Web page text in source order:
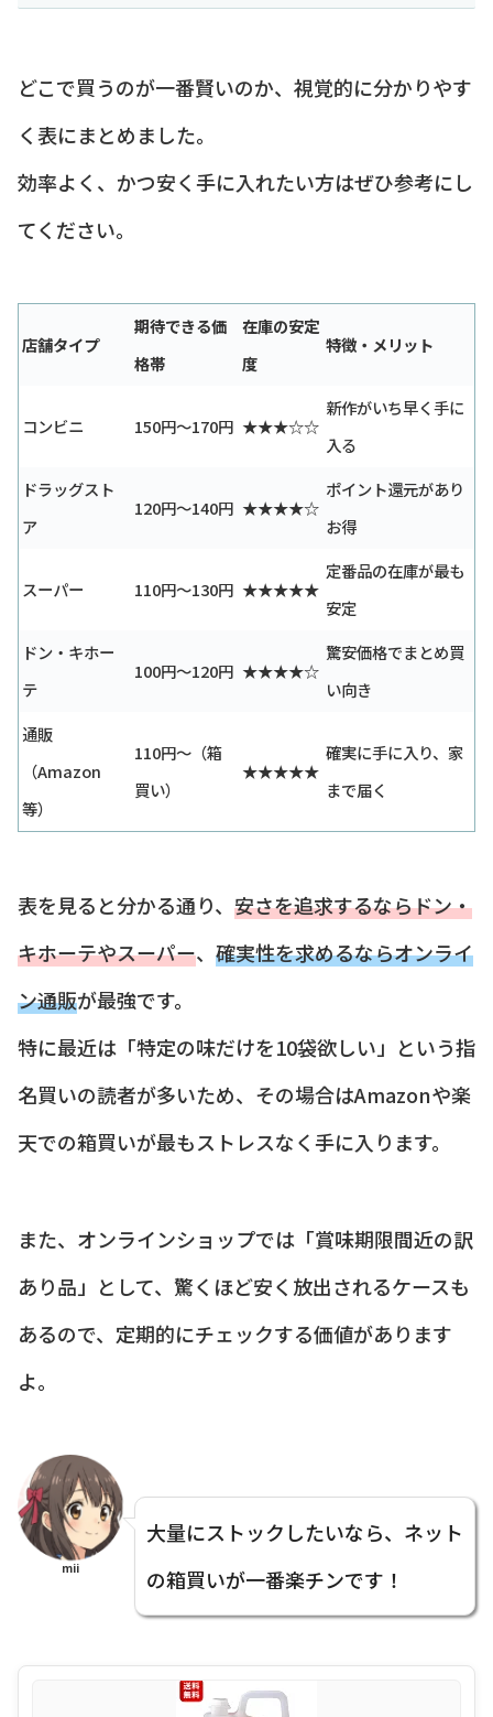
どこで買うのが一番賢いのか、視覚的に分かりやす
く表にまとめました。
効率よく、かつ安く手に入れたい方はぜひ参考にし
てください。
店舗タイプ
期待できる価
格帯
在庫の安定
度
特徴・メリット
コンビニ 150円〜170円 ★★★☆☆
新作がいち早く手に
入る
ドラッグスト
ア
120円〜140円 ★★★★☆
ポイント還元があり
お得
スーパー 110円〜130円 ★★★★★
定番品の在庫が最も
安定
ドン・キホー
テ
100円〜120円 ★★★★☆
驚安価格でまとめ買
い向き
通販
（Amazon
等）
110円〜（箱
買い）
★★★★★
確実に手に入り、家
まで届く
表を見ると分かる通り、 安さを追求するならドン・
キホーテやスーパー、 確実性を求めるならオンライ
ン通販が最強です。
特に最近は「特定の味だけを10袋欲しい」という指
名買いの読者が多いため、その場合はAmazonや楽
天での箱買いが最もストレスなく手に入ります。
また、オンラインショップでは「賞味期限間近の訳
あり品」として、驚くほど安く放出されるケースも
あるので、定期的にチェックする価値があります
よ。
mii
大量にストックしたいなら、ネット
の箱買いが一番楽チンです！